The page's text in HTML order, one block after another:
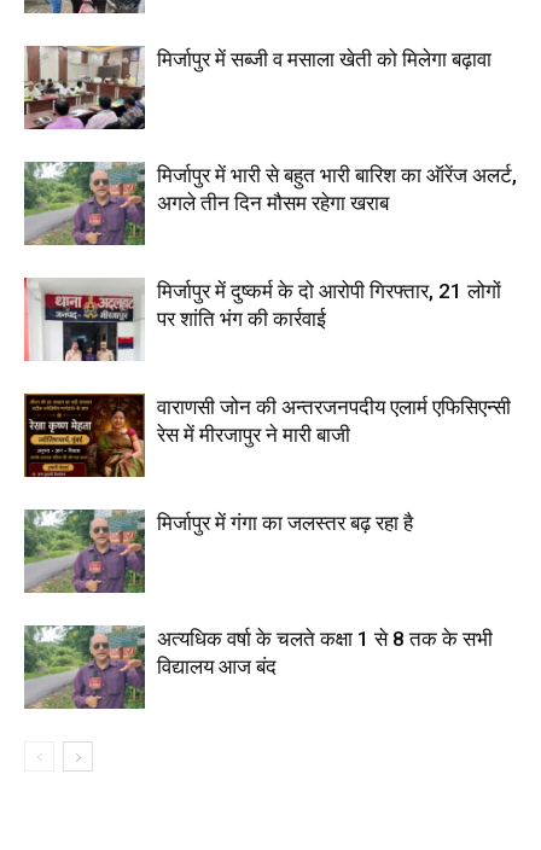
मिर्जापुर में सब्जी व मसाला खेती को मिलेगा बढ़ावा
मिर्जापुर में भारी से बहुत भारी बारिश का ऑरेंज अलर्ट,
अगले तीन दिन मौसम रहेगा खराब
मिर्जापुर में दुष्कर्म के दो आरोपी गिरफ्तार, 21 लोगों
पर शांति भंग की कार्रवाई
वाराणसी जोन की अन्तरजनपदीय एलार्म एफिसिएन्सी
रेस में मीरजापुर ने मारी बाजी
मिर्जापुर में गंगा का जलस्तर बढ़ रहा है
अत्यधिक वर्षा के चलते कक्षा 1 से 8 तक के सभी
विद्यालय आज बंद